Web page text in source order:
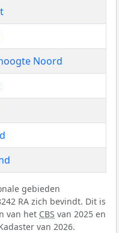
Noord
gebieden
RA zich bevindt. Dit is
van het CBS van 2025 en
van 2026.